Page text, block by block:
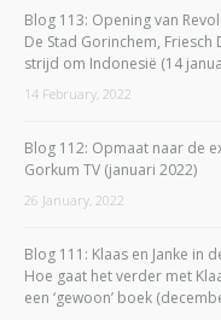
Blog 113: Opening van
De Stad Gorinchem, Friesch
strijd om Indonesië (14
14 February, 2022
Blog 112: Opmaat naar de
Gorkum TV (januari 2022)
26 January, 2022
Blog 111: Klaas en Janke in
Hoe gaat het verder met
een ‘gewoon’ boek